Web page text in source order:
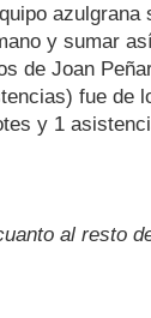
azulgrana
y sumar
de Joan
fue de
y 1
al resto